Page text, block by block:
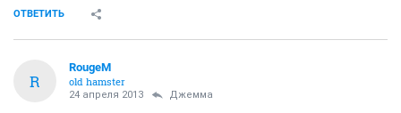
ОТВЕТИТЬ
R
RougeM
old hamster
24 апреля 2013 Джемма